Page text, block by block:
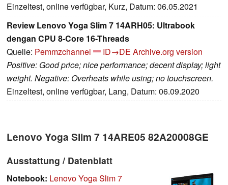
Einzeltest, online verfügbar, Kurz, Datum: 06.05.2021
Review Lenovo Yoga Slim 7 14ARH05: Ultrabook
dengan CPU 8-Core 16-Threads
Quelle: Pemmzchannel ID→DE Archive.org version
Positive: Good price; nice performance; decent display; light
weight. Negative: Overheats while using; no touchscreen.
Einzeltest, online verfügbar, Lang, Datum: 06.09.2020
Lenovo Yoga Slim 7 14ARE05 82A20008GE
Ausstattung / Datenblatt
Notebook: Lenovo Yoga Slim 7